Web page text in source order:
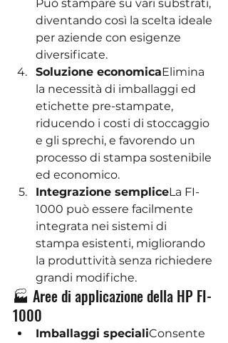
Può stampare su vari substrati,
diventando così la scelta ideale
per aziende con esigenze
diversificate.
Soluzione economicaElimina
la necessità di imballaggi ed
etichette pre-stampate,
riducendo i costi di stoccaggio
e gli sprechi, e favorendo un
processo di stampa sostenibile
ed economico.
Integrazione sempliceLa FI-
1000 può essere facilmente
integrata nei sistemi di
stampa esistenti, migliorando
la produttività senza richiedere
grandi modifiche.
🏭 Aree di applicazione della HP FI-
1000
Imballaggi specialiConsente